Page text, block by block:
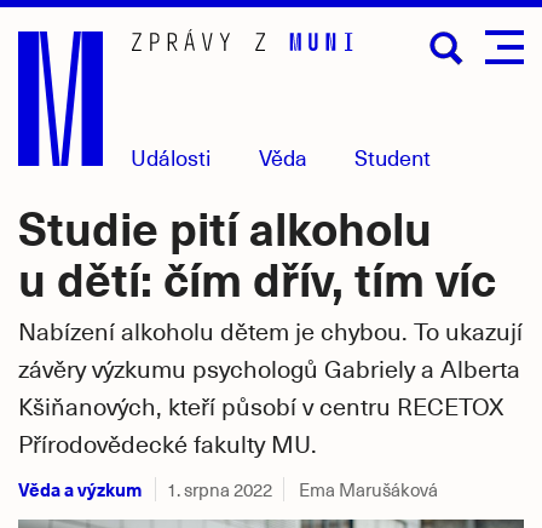
Přejít
hlavní
obsah
Události Věda Student
Studie pití alkoholu
u dětí: čím dřív, tím víc
Nabízení alkoholu dětem je chybou. To ukazují
závěry výzkumu psychologů Gabriely a Alberta
Kšiňanových, kteří působí v centru RECETOX
Přírodovědecké fakulty MU.
Věda a výzkum 1. srpna 2022 Ema Marušáková